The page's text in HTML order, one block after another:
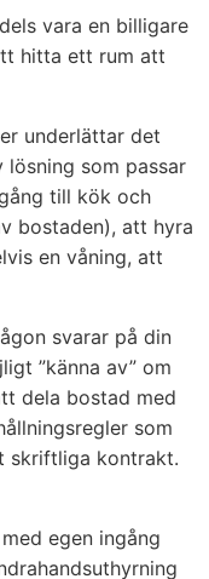
vara en billigare
hitta ett rum att
underlättar det
lösning som passar
till kök och
bostaden), att hyra
en våning, att
svarar på din
”känna av” om
dela bostad med
som
skriftliga kontrakt.
egen ingång